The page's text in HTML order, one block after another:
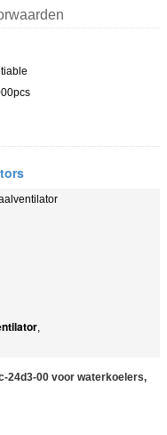
,
24d3-00 voor waterkoelers,